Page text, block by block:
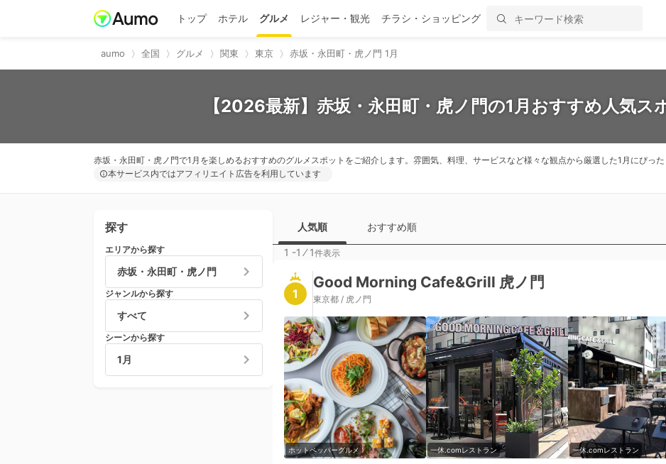
トップ ホテル グルメ レジャー・観光 チラシ・ショッピング
aumo 全国 グルメ 関東 東京 赤坂・永田町・虎ノ門 1月
【2026最新】赤坂・永田町・虎ノ門の1月おすすめ人気ス
赤坂・永田町・虎ノ門で1月を楽しめるおすすめのグルメスポットをご紹介します。雰囲気、料理、サービスなど様々な観点から厳選した1月にぴった
本サービス内ではアフィリエイト広告を利用しています
探す
エリアから探す
赤坂・永田町・虎ノ門
ジャンルから探す
すべて
シーンから探す
1月
人気順 おすすめ順
1 -1 ⁄1件表示
1
Good Morning Cafe&Grill 虎ノ門
東京都 / 虎ノ門
ホットペッパーグルメ 一休.comレストラン 一休.comレストラン